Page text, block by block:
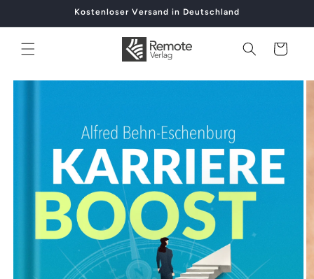
Inhalt
Kostenloser Versand in Deutschland
Warenkorb